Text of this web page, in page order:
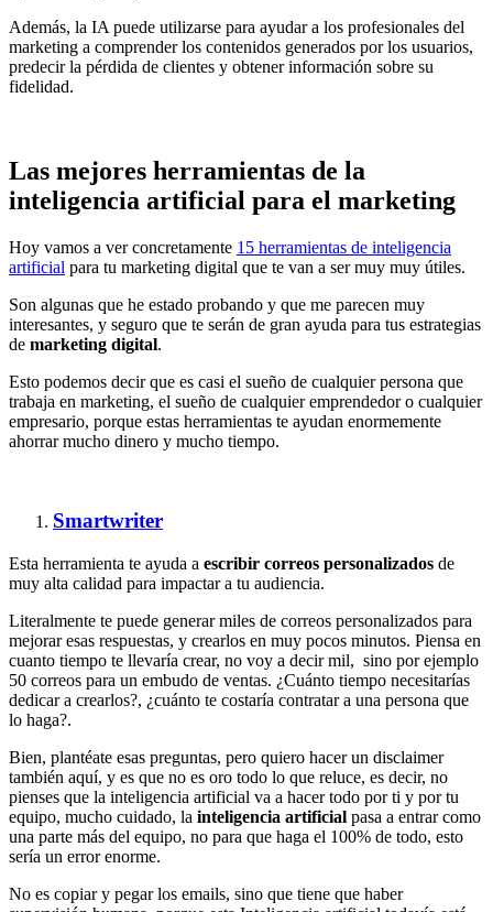
Además, la IA puede utilizarse para ayudar a los profesionales del
marketing a comprender los contenidos generados por los usuarios,
predecir la pérdida de clientes y obtener información sobre su
fidelidad.
Las mejores herramientas de la
inteligencia artificial para el marketing
Hoy vamos a ver concretamente 15 herramientas de inteligencia
artificial para tu marketing digital que te van a ser muy muy útiles.
Son algunas que he estado probando y que me parecen muy
interesantes, y seguro que te serán de gran ayuda para tus estrategias
de marketing digital.
Esto podemos decir que es casi el sueño de cualquier persona que
trabaja en marketing, el sueño de cualquier emprendedor o cualquier
empresario, porque estas herramientas te ayudan enormemente
ahorrar mucho dinero y mucho tiempo.
Smartwriter
Esta herramienta te ayuda a escribir correos personalizados de
muy alta calidad para impactar a tu audiencia.
Literalmente te puede generar miles de correos personalizados para
mejorar esas respuestas, y crearlos en muy pocos minutos. Piensa en
cuanto tiempo te llevaría crear, no voy a decir mil, sino por ejemplo
50 correos para un embudo de ventas. ¿Cuánto tiempo necesitarías
dedicar a crearlos?, ¿cuánto te costaría contratar a una persona que
lo haga?.
Bien, plantéate esas preguntas, pero quiero hacer un disclaimer
también aquí, y es que no es oro todo lo que reluce, es decir, no
pienses que la inteligencia artificial va a hacer todo por ti y por tu
equipo, mucho cuidado, la inteligencia artificial pasa a entrar como
una parte más del equipo, no para que haga el 100% de todo, esto
sería un error enorme.
No es copiar y pegar los emails, sino que tiene que haber